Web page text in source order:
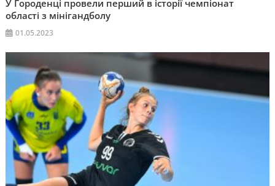
У Городенці провели перший в історії чемпіонат
області з мінігандболу
01.05.2023